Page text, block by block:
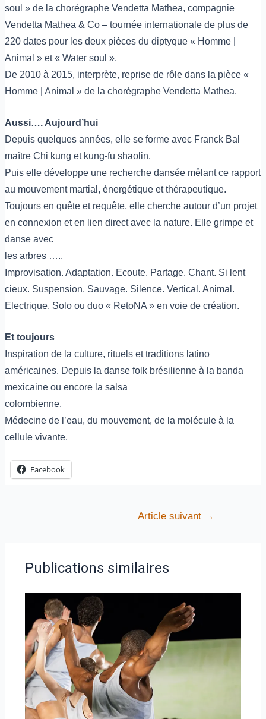
soul » de la chorégraphe Vendetta Mathea, compagnie
Vendetta Mathea & Co – tournée internationale de plus de
220 dates pour les deux pièces du diptyque « Homme |
Animal » et « Water soul ».
De 2010 à 2015, interprète, reprise de rôle dans la pièce «
Homme | Animal » de la chorégraphe Vendetta Mathea.
Aussi…. Aujourd’hui
Depuis quelques années, elle se forme avec Franck Bal
maître Chi kung et kung-fu shaolin.
Puis elle développe une recherche dansée mêlant ce rapport
au mouvement martial, énergétique et thérapeutique.
Toujours en quête et requête, elle cherche autour d’un projet
en connexion et en lien direct avec la nature. Elle grimpe et
danse avec
les arbres …..
Improvisation. Adaptation. Ecoute. Partage. Chant. Si lent
cieux. Suspension. Sauvage. Silence. Vertical. Animal.
Electrique. Solo ou duo « RetoNA » en voie de création.
Et toujours
Inspiration de la culture, rituels et traditions latino
américaines. Depuis la danse folk brésilienne à la banda
mexicaine ou encore la salsa
colombienne.
Médecine de l’eau, du mouvement, de la molécule à la
cellule vivante.
Facebook
Article suivant →
Publications similaires